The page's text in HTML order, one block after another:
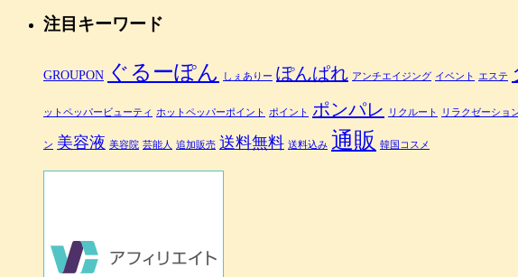
注目キーワード
GROUPON ぐるーぽん しぇありー ぽんぱれ アンチエイジング イベント エステ
ットペッパービューティ ホットペッパーポイント ポイント ポンパレ リクルート リラクゼーショ
ン 美容液 美容院 芸能人 追加販売 送料無料 送料込み 通販 韓国コスメ